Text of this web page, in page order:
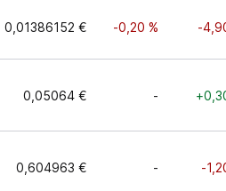
0,01386152 € -0,20 % -
0,05064 € -
0,604963 € - -